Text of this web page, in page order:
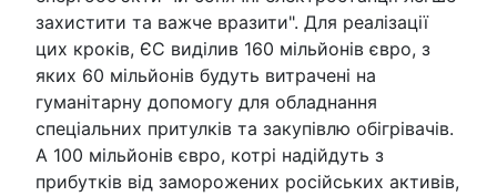
захистити та важче вразити". Для реалізації
цих кроків, ЄС виділив 160 мільйонів євро, з
яких 60 мільйонів будуть витрачені на
гуманітарну допомогу для обладнання
спеціальних притулків та закупівлю обігрівачів.
А 100 мільйонів євро, котрі надійдуть з
прибутків від заморожених російських активів,